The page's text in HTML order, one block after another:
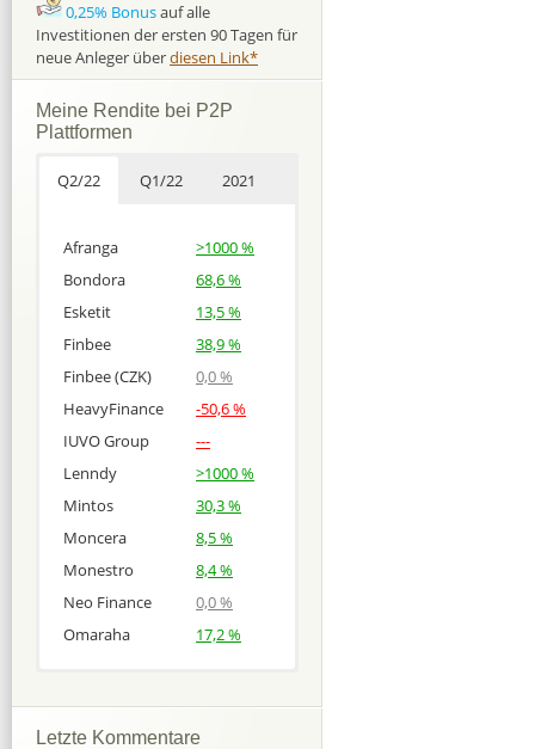
0,25% Bonusauf alle
Investitionen der ersten 90 Tagen für
neue Anleger überdiesen Link*
Meine Rendite bei P2P
Plattformen
Q2/22 Q1/22 2021
Afranga
>1000 %
Bondora
68,6 %
Esketit
13,5 %
Finbee
38,9 %
Finbee (CZK)
0,0 %
HeavyFinance
-50,6 %
IUVO Group
---
Lenndy
>1000 %
Mintos
30,3 %
Moncera
8,5 %
Monestro
8,4 %
Neo Finance
0,0 %
Omaraha
17,2 %
Bondora
Bondora
Letzte Kommentare